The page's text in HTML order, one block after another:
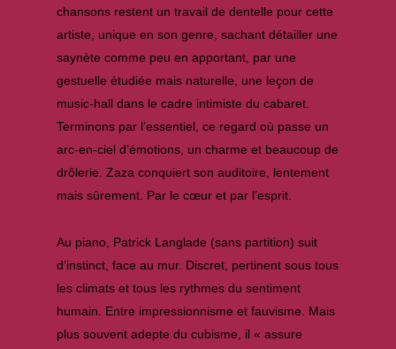
chansons restent un travail de dentelle pour cette
artiste, unique en son genre, sachant détailler une
saynète comme peu en apportant, par une
gestuelle étudiée mais naturelle, une leçon de
music-hall dans le cadre intimiste du cabaret.
Terminons par l’essentiel, ce regard où passe un
arc-en-ciel d’émotions, un charme et beaucoup de
drôlerie. Zaza conquiert son auditoire, lentement
mais sûrement. Par le cœur et par l’esprit.
Au piano, Patrick Langlade (sans partition) suit
d’instinct, face au mur. Discret, pertinent sous tous
les climats et tous les rythmes du sentiment
humain. Entre impressionnisme et fauvisme. Mais
plus souvent adepte du cubisme, il « assure